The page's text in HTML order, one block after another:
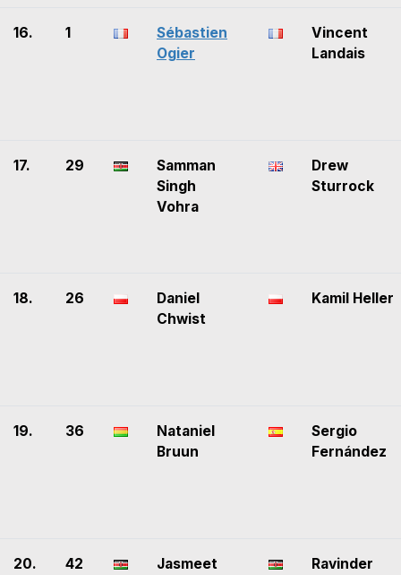
16. 1
Sébastien
Ogier
Vincent
Landais
17. 29
Samman
Singh
Vohra
Drew
Sturrock
18. 26
Daniel
Chwist
Kamil Heller
19. 36
Nataniel
Bruun
Sergio
Fernández
20. 42
Jasmeet
Ravinder